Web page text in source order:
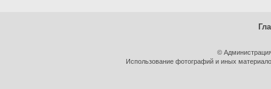
©
Использование фотографий и иных